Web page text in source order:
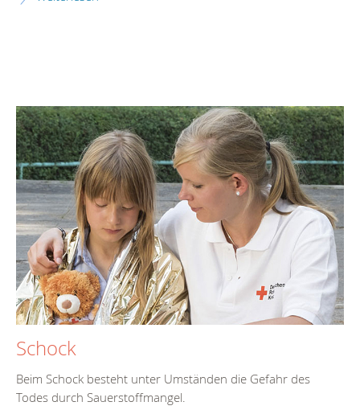
Schock
Beim Schock besteht unter Umständen die Gefahr des
Todes durch Sauerstoffmangel.